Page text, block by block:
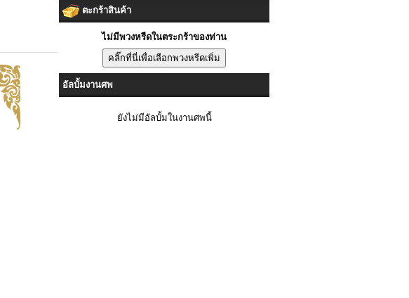
ตะกร้าสินค้า
ไม่มีพวงหรีดในตระกร้าของท่าน
อัลบั้มงานศพ
ยังไม่มีอัลบั้มในงานศพนี้